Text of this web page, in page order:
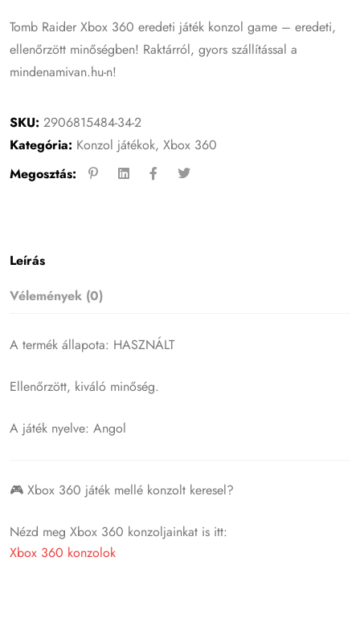
Tomb Raider Xbox 360 eredeti játék konzol game – eredeti,
ellenőrzött minőségben! Raktárról, gyors szállítással a
mindenamivan.hu-n!
SKU:2906815484-34-2
Kategória: Konzol játékok,Xbox 360
Megosztás:
Leírás
Vélemények (0)
A termék állapota: HASZNÁLT
Ellenőrzött, kiváló minőség.
A játék nyelve: Angol
🎮 Xbox 360 játék mellé konzolt keresel?
Nézd meg Xbox 360 konzoljainkat is itt:
Xbox 360 konzolok